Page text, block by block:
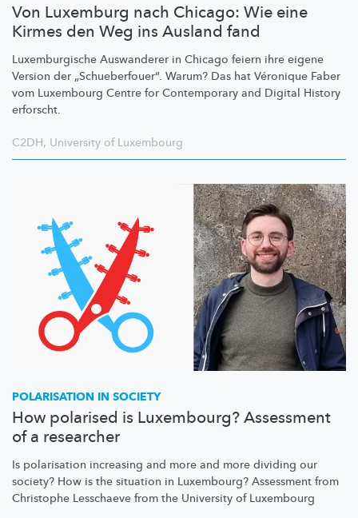
Von Luxemburg nach Chicago: Wie eine
Kirmes den Weg ins Ausland fand
Luxemburgische Auswanderer in Chicago feiern ihre eigene
Version der „Schueberfouer“. Warum? Das hat Véronique Faber
vom Luxembourg Centre for Contemporary and Digital History
erforscht.
C2DH, University of Luxembourg
POLARISATION IN SOCIETY
How polarised is Luxembourg? Assessment
of a researcher
Is polarisation increasing and more and more dividing our
society? How is the situation in Luxembourg? Assessment from
Christophe Lesschaeve from the University of Luxembourg